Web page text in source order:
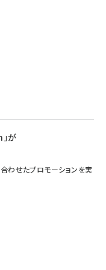
が
わせたプロモーションを実